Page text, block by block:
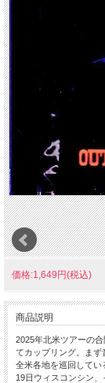
価格:1,649円(税込)
商品説明
2025年北米ツアーの
てカップリング。ま
全米各地を巡回してい
19日ウィスコンシン